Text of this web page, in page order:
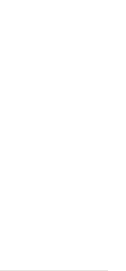
to midnight,